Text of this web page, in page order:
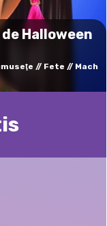
Halloween
Fete
Mach